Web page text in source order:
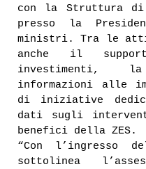
con la Struttura
presso la
ministri. Tra le
anche il
investimenti,
informazioni alle
di iniziative
dati sugli
benefici della ZES.
“Con l’ingresso
sottolinea